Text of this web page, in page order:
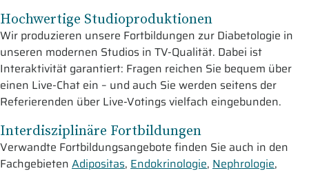
Hochwertige Studioproduktionen
Wir produzieren unsere Fortbildungen zur Diabetologie in
unseren modernen Studios in TV-Qualität. Dabei ist
Interaktivität garantiert: Fragen reichen Sie bequem über
einen Live-Chat ein – und auch Sie werden seitens der
Referierenden über Live-Votings vielfach eingebunden.
Interdisziplinäre Fortbildungen
Verwandte Fortbildungsangebote finden Sie auch in den
Fachgebieten Adipositas, Endokrinologie, Nephrologie,